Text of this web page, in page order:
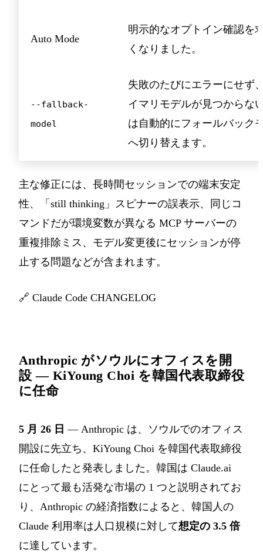
Auto Mode
明示的なオプトイン確認を
くなりました。
--fallback-
model
失敗のたびにエラーにせず
イマリモデルが見つからな
は自動的にフォールバック
へ切り替えます。
主な修正には、長時間セッションでの端末安定
性、「still thinking」スピナーの誤表示、同じコ
マンドだが環境変数が異なる MCP サーバーの
重複排除ミス、モデル変更後にセッションが停
止する問題などが含まれます。
🔗 Claude Code CHANGELOG
Anthropic がソウルにオフィスを開
設 — KiYoung Choi を韓国代表取締役
に任命
5 月 26 日 — Anthropic は、ソウルでのオフィス
開設に先立ち、KiYoung Choi を韓国代表取締役
に任命したと発表しました。韓国は Claude.ai
にとって最も活発な市場の 1 つと説明されてお
り、Anthropic の経済指数によると、韓国人の
Claude 利用率は人口規模に対して想定の 3.5 倍
に達しています。